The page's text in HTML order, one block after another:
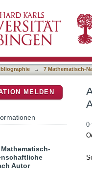
→ 7 Mathematisch-
MELDEN
Autor